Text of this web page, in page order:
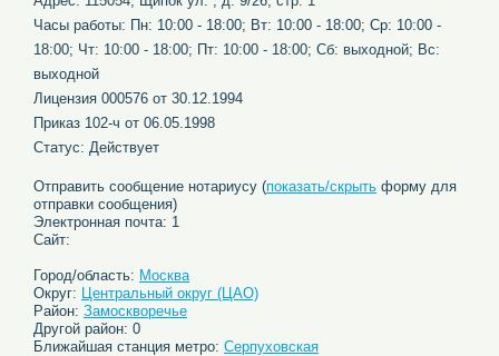
Часы работы: Пн: 10:00 - 18:00; Вт: 10:00 - 18:00; Ср: 10:00 -
18:00; Чт: 10:00 - 18:00; Пт: 10:00 - 18:00; Сб: выходной; Вс:
выходной
Лицензия 000576 от 30.12.1994
Приказ 102-ч от 06.05.1998
Статус: Действует
Отправить сообщение нотариусу (показать/скрыть форму для
отправки сообщения)
Электронная почта: 1
Сайт:
Город/область: Москва
Округ: Центральный округ (ЦАО)
Район: Замоскворечье
Другой район: 0
Ближайшая станция метро: Серпуховская